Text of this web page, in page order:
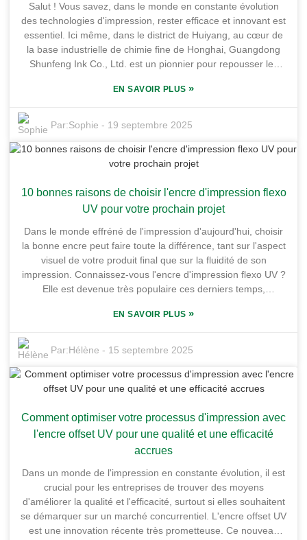
pour profiter de l'emplacement privilégié de la région et de la
facilité de transport. En parcourant notre liste de contrôle
pour l'utilisation de l'UV Flexo sur du carton, nous
aborderons certaines raisons clés pour lesquelles cette
méthode peut réellement améliorer votre succès
d'impression, améliorant à la fois la qualité de votre travail et
Salut ! Vous savez, dans le monde en constante évolution
des technologies d'impression, rester efficace et innovant est
essentiel. Ici même, dans le district de Huiyang, au cœur de
la base industrielle de chimie fine de Honghai, Guangdong
Shunfeng Ink Co., Ltd. est un pionnier pour repousser les
immense – plus de 10 000 mètres carrés – et grâce à notre
sommes prêts à façonner l'avenir des solutions d'impression.
Nous avons récemment franchi une étape importante : une
augmentation de 20 % de l'efficacité de notre encre
d'impression flexo UV. C'est un progrès considérable, non
Dans cet article, je vous présente une liste de contrôle
pratique présentant les principales caractéristiques, les
nouvelles améliorations. Alors, restez connectés ! Nous
allons découvrir comment ces innovations pourraient
considérablement améliorer vos projets d'impression et vous
simplifier la vie.
EN SAVOIR PLUS »
Par:Sophie - 19 septembre 2025
10 bonnes raisons de choisir l'encre d'impression flexo
UV pour votre prochain projet
Dans le monde effréné de l'impression d'aujourd'hui, choisir
la bonne encre peut faire toute la différence, tant sur l'aspect
visuel de votre produit final que sur la fluidité de son
impression. Connaissez-vous l'encre d'impression flexo UV ?
Elle est devenue très populaire ces derniers temps,
meilleure adhérence que de nombreuses options
l'impression flexo UV connaît une croissance d'environ 4,5 %
par an, principalement en raison de la recherche de solutions
plus écologiques et de meilleure qualité. Chez Guangdong
Shunfeng Ink Co., Ltd., nous sommes fiers d'être à la pointe
située dans la base industrielle chimique de Honghai à
Huizhou, s'efforce de repousser les limites grâce à une
production de pointe. Nous nous investissons pleinement
exceptionnelles, en utilisant les dernières technologies et en
cherchant constamment à répondre aux besoins de nos
clients. Si vous réfléchissez à votre prochain projet
d'impression, il peut être intéressant de vérifier ces dix très
bonnes raisons pour lesquelles l'encre d'impression UV Flexo
EN SAVOIR PLUS »
Par:Hélène - 15 septembre 2025
Comment optimiser votre processus d'impression avec
l'encre offset UV pour une qualité et une efficacité
accrues
Dans un monde de l'impression en constante évolution, il est
crucial pour les entreprises de trouver des moyens
d'améliorer la qualité et l'efficacité, surtout si elles souhaitent
se démarquer sur un marché concurrentiel. L'encre offset UV
est une innovation récente très prometteuse. Ce nouveau